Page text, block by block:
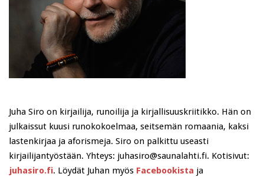
Juha Siro on kirjailija, runoilija ja kirjallisuuskriitikko. Hän on
julkaissut kuusi runokokoelmaa, seitsemän romaania, kaksi
lastenkirjaa ja aforismeja. Siro on palkittu useasti
kirjailijantyöstään. Yhteys: juhasiro@saunalahti.fi. Kotisivut:
juhasiro.fi. Löydät Juhan myös Facebookista ja